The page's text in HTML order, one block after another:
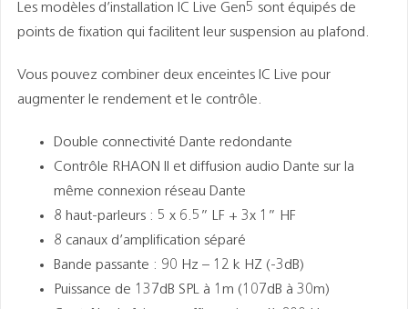
Les modèles d’installation IC Live Gen5 sont équipés de
points de fixation qui facilitent leur suspension au plafond.
Vous pouvez combiner deux enceintes IC Live pour
augmenter le rendement et le contrôle.
Double connectivité Dante redondante
Contrôle RHAON II et diffusion audio Dante sur la
même connexion réseau Dante
8 haut-parleurs : 5 x 6.5” LF + 3x 1” HF
8 canaux d’amplification séparé
Bande passante : 90 Hz – 12 k HZ (-3dB)
Puissance de 137dB SPL à 1m (107dB à 30m)